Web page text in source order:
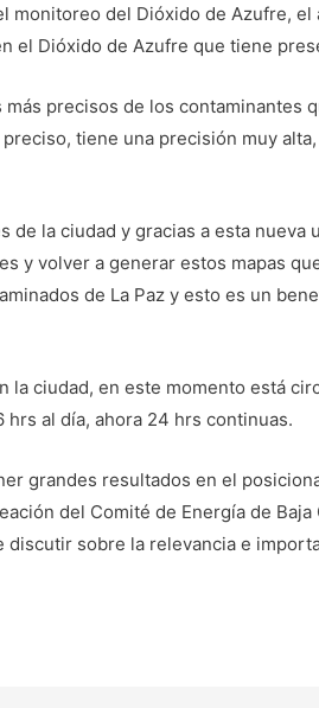
del Dióxido de Azufre,
el Dióxido de Azufre que tiene
precisos de los contaminantes
tiene una precisión muy
la ciudad y gracias a esta
y volver a generar estos mapas
de La Paz y esto es un
la ciudad, en este momento está
al día, ahora 24 hrs continuas.
grandes resultados en el
del Comité de Energía de
sobre la relevancia e